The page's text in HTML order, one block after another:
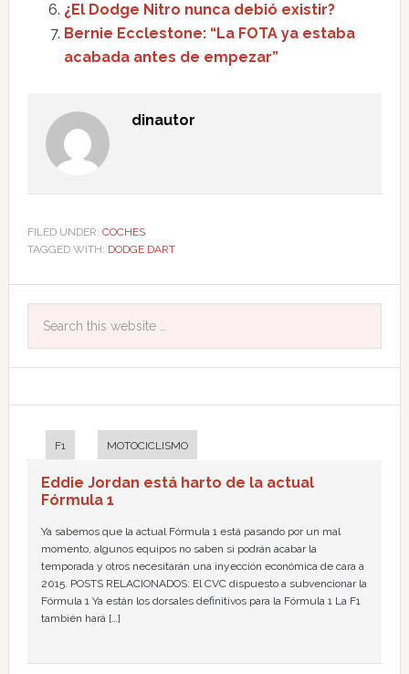
¿El Dodge Nitro nunca debió existir?
Bernie Ecclestone: “La FOTA ya estaba
acabada antes de empezar”
dinautor
FILED UNDER: COCHES
TAGGED WITH: DODGE DART
F1 MOTOCICLISMO
Eddie Jordan está harto de la actual
Fórmula 1
Ya sabemos que la actual Fórmula 1 está pasando por un mal
momento, algunos equipos no saben si podrán acabar la
temporada y otros necesitarán una inyección económica de cara a
2015. POSTS RELACIONADOS: El CVC dispuesto a subvencionar la
Fórmula 1 Ya están los dorsales definitivos para la Fórmula 1 La F1
también hará […]